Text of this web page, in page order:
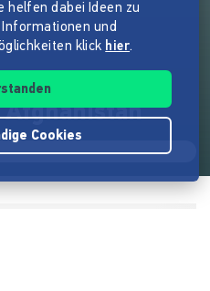
Afghanistan
helfen dabei Ideen zu
und
klick hier.
Cookies